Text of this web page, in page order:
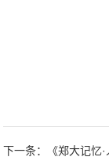
下一条：《郑大记忆